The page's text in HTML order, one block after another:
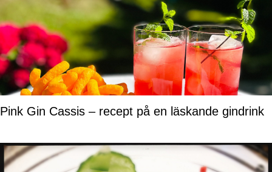
Pink Gin Cassis – recept på en läskande gindrink